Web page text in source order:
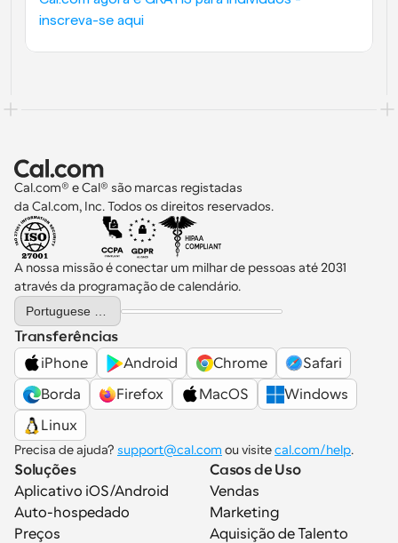
inscreva-se aqui
Cal.com® e Cal® são marcas registadas
da Cal.com, Inc. Todos os direitos reservados.
A nossa missão é conectar um milhar de pessoas até 2031
através da programação de calendário.
Select Language
Transferências
iPhone
Android Chrome
Safari
Borda
Firefox MacOS
Windows
Linux
Precisa de ajuda? support@cal.com ou visite cal.com/help.
Soluções
Aplicativo iOS/Android
Auto-hospedado
Preços
Casos de Uso
Vendas
Marketing
Aquisição de Talento